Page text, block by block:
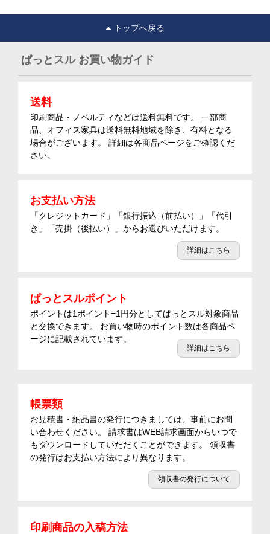
トップへ戻る
ぱっとスル お買い物ガイド
送料
印刷商品・ノベルティなどは送料無料です。 一部商
品、オフィス家具は送料無料地域を除き、有料となる
場合がございます。 詳細は各商品ページをご確認くだ
さい。
お支払い方法
「クレジットカード」「銀行振込（前払い）」「代引
き」「売掛（後払い）」からお選びいただけます。
詳細はこちら
ぱっとスルポイント
ポイントは1ポイント=1円分としてぱっとスル対象商品
と交換できます。 お買い物時のポイント数は各商品ペ
ージに記載されています。
詳細はこちら
帳票類
お見積書・納品書の発行につきましては、事前にお問
い合わせください。 請求書はWEB請求画面からいつで
もダウンロードしていただくことができます。 領収書
の発行はお支払い方法により異なります。
領収書の発行について
印刷商品の入稿方法